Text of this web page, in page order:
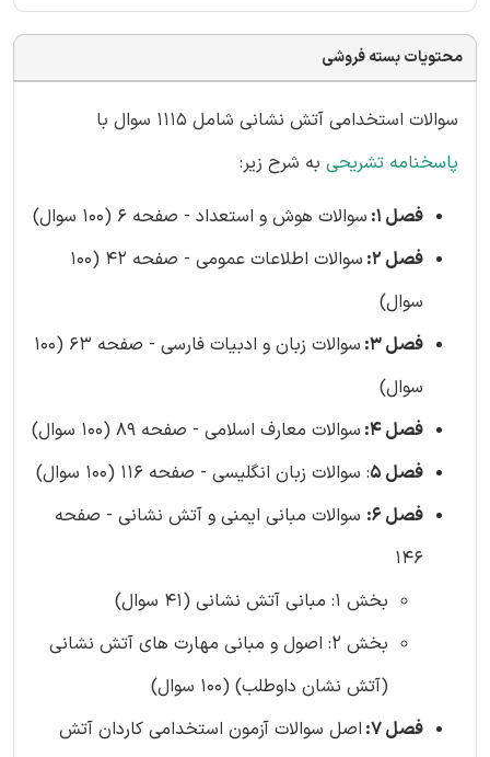
محتویات بسته فروشی
سوالات استخدامی آتش نشانی شامل 1115 سوال با
پاسخنامه تشریحی به شرح زیر:
فصل 1:
سوالات هوش و استعداد - صفحه 6 (100 سوال)
فصل 2:
سوالات اطلاعات عمومی - صفحه 42 (100
سوال)
فصل 3:
سوالات زبان و ادبیات فارسی - صفحه 63 (100
سوال)
فصل 4:
سوالات معارف اسلامی - صفحه 89 (100 سوال)
فصل 5
: سوالات زبان انگلیسی - صفحه 116 (100 سوال)
فصل 6:
سوالات مبانی ایمنی و آتش نشانی - صفحه
146
بخش 1: مبانی آتش نشانی (41 سوال)
بخش 2: اصول و مبانی مهارت‌ های آتش‌ نشانی
(آتش نشان داوطلب) (100 سوال)
فصل 7:
اصل سوالات آزمون استخدامی کاردان آتش